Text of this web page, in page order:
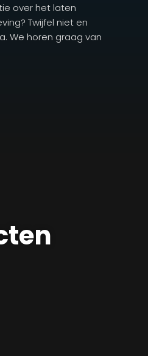
over het laten
Twijfel niet en
We horen graag van